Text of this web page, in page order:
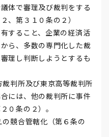
体で審理及び裁判をする
、第３１０条の２）
すること、企業の経済活
ら、多数の専門化した裁
理し判断しようとするも
判所及び東京高等裁判所
には、他の裁判所に事件
０条の２）。
競合管轄化（第６条の